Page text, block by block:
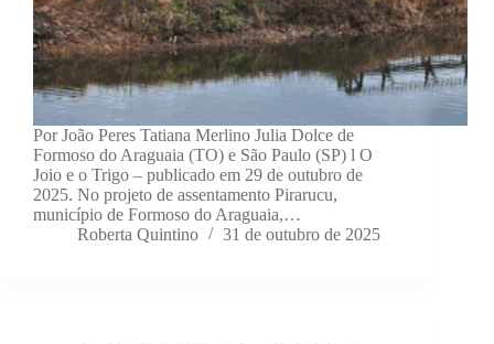
Por João Peres Tatiana Merlino Julia Dolce de
Formoso do Araguaia (TO) e São Paulo (SP) l O
Joio e o Trigo – publicado em 29 de outubro de
2025. No projeto de assentamento Pirarucu,
município de Formoso do Araguaia,…
Roberta Quintino
31 de outubro de 2025